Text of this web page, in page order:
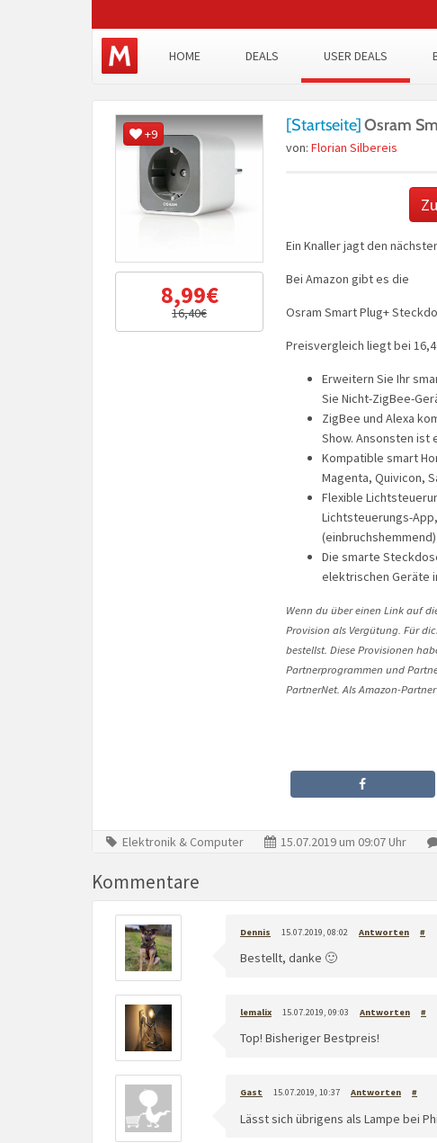
HOME DEALS USER DEALS
+9
8,99€
16,40€
[Startseite]Osram
von: Florian Silbereis
Ein Knaller jagt den
Bei Amazon gibt es die
Osram Smart Plug+
Preisvergleich liegt bei
Erweitern Sie Ihr
Sie Nicht-ZigBee-
ZigBee und Alexa
Show. Ansonsten ist
Kompatible smart
Magenta, Quivicon,
Flexible
Lichtsteuerungs-
(einbruchshemmend)
Die smarte
elektrischen Geräte
Wenn du über einen Link auf
Provision als Vergütung. Für
bestellst. Diese Provisionen
Partnerprogrammen und
PartnerNet. Als Amazon-
Elektronik & Computer 15.07.2019 um 09:07 Uhr
Kommentare
Dennis 15.07.2019, 08:02 Antworten #
Bestellt, danke 🙂
lemalix 15.07.2019, 09:03 Antworten #
Top! Bisheriger Bestpreis!
Gast 15.07.2019, 10:37 Antworten #
Lässt sich übrigens als Lampe bei